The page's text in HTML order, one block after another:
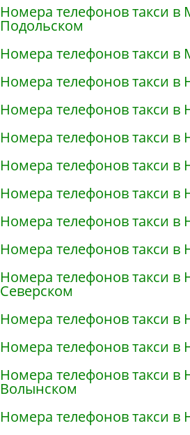
Номера телефонов такси в
Подольском
Номера телефонов такси в
Номера телефонов такси в
Номера телефонов такси в
Номера телефонов такси в
Номера телефонов такси в
Номера телефонов такси в
Номера телефонов такси в
Номера телефонов такси в
Номера телефонов такси в
Северском
Номера телефонов такси в
Номера телефонов такси в
Номера телефонов такси в
Волынском
Номера телефонов такси в